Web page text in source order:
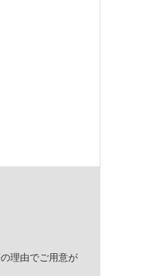
理由でご用意が